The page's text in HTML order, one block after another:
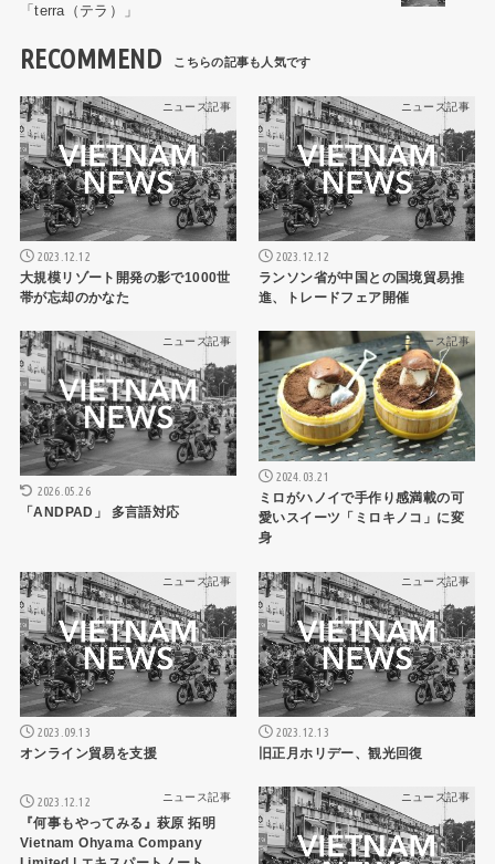
「terra（テラ）」
RECOMMEND
ニュース記事
2023.12.12
大規模リゾート開発の影で1000世
帯が忘却のかなた
ニュース記事
2023.12.12
ランソン省が中国との国境貿易推
進、トレードフェア開催
ニュース記事
2026.05.26
「ANDPAD」 多言語対応
ニュース記事
2024.03.21
ミロがハノイで手作り感満載の可
愛いスイーツ「ミロキノコ」に変
身
ニュース記事
2023.09.13
オンライン貿易を支援
ニュース記事
2023.12.13
旧正月ホリデー、観光回復
ニュース記事
2023.12.12
『何事もやってみる』萩原 拓明
Vietnam Ohyama Company
ニュース記事